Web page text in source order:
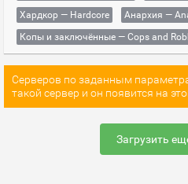
Хардкор — Hardcore
Анархия —
Копы и заключённые — Cops and
Серверов по заданным
такой сервер и он появится на
Загрузить